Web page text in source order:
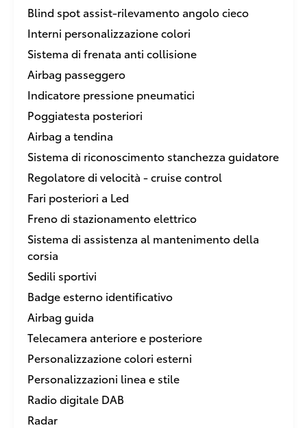
Blind spot assist-rilevamento angolo cieco
Interni personalizzazione colori
Sistema di frenata anti collisione
Airbag passeggero
Indicatore pressione pneumatici
Poggiatesta posteriori
Airbag a tendina
Sistema di riconoscimento stanchezza guidatore
Regolatore di velocità - cruise control
Fari posteriori a Led
Freno di stazionamento elettrico
Sistema di assistenza al mantenimento della
corsia
Sedili sportivi
Badge esterno identificativo
Airbag guida
Telecamera anteriore e posteriore
Personalizzazione colori esterni
Personalizzazioni linea e stile
Radio digitale DAB
Radar